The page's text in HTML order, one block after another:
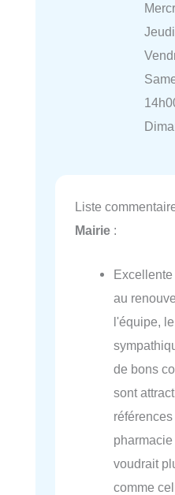
Liste
Mairie :
au
l'équipe,
de bons
sont
voudrait
comme